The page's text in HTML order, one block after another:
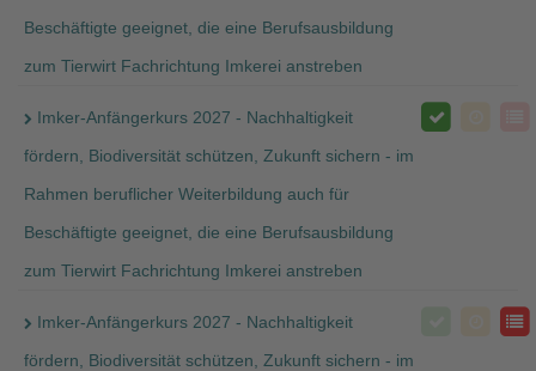
Beschäftigte geeignet, die eine Berufsausbildung
zum Tierwirt Fachrichtung Imkerei anstreben
Imker-Anfängerkurs 2027 - Nachhaltigkeit
fördern, Biodiversität schützen, Zukunft sichern - im
Rahmen beruflicher Weiterbildung auch für
Beschäftigte geeignet, die eine Berufsausbildung
zum Tierwirt Fachrichtung Imkerei anstreben
Imker-Anfängerkurs 2027 - Nachhaltigkeit
fördern, Biodiversität schützen, Zukunft sichern - im